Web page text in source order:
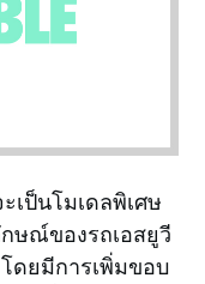
เป็นโมเดลพิเศษ
ษณ์ของรถเอสยูวี
ดยมีการเพิ่มขอบ